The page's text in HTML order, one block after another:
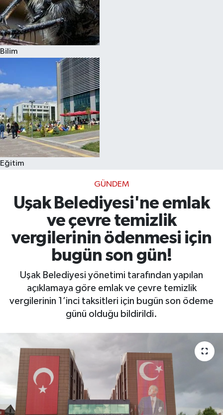
Bilim
Eğitim
GÜNDEM
Uşak Belediyesi'ne emlak
ve çevre temizlik
vergilerinin ödenmesi için
bugün son gün!
Uşak Belediyesi yönetimi tarafından yapılan
açıklamaya göre emlak ve çevre temizlik
vergilerinin 1’inci taksitleri için bugün son ödeme
günü olduğu bildirildi.